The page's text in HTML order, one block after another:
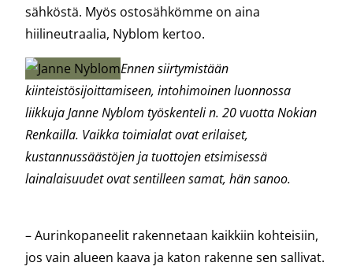
sähköstä. Myös ostosähkömme on aina
hiilineutraalia, Nyblom kertoo.
Ennen siirtymistään
kiinteistösijoittamiseen, intohimoinen luonnossa
liikkuja Janne Nyblom työskenteli n. 20 vuotta Nokian
Renkailla. Vaikka toimialat ovat erilaiset,
kustannussäästöjen ja tuottojen etsimisessä
lainalaisuudet ovat sentilleen samat, hän sanoo.
– Aurinkopaneelit rakennetaan kaikkiin kohteisiin,
jos vain alueen kaava ja katon rakenne sen sallivat.